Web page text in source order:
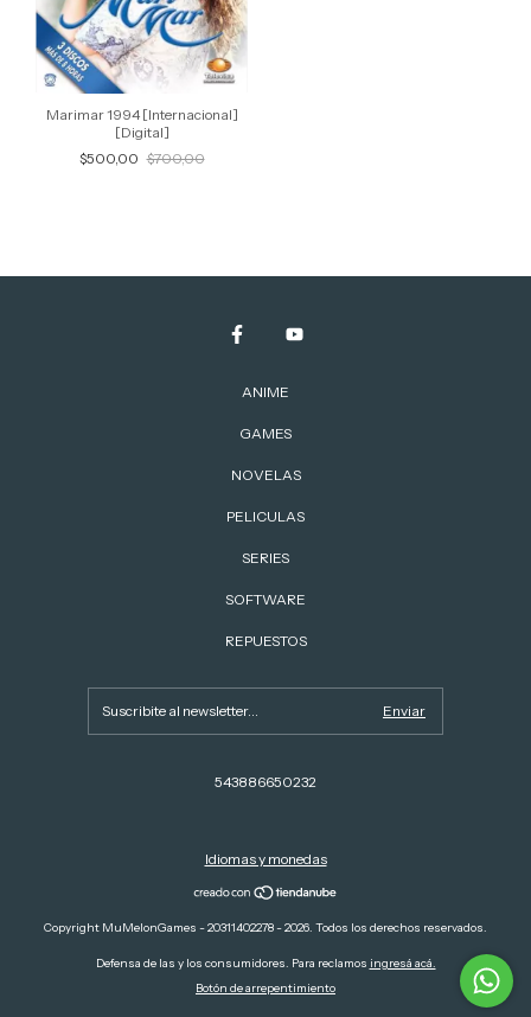
Marimar 1994 [Internacional]
[Digital]
$500,00 $700,00
ANIME
GAMES
NOVELAS
PELICULAS
SERIES
SOFTWARE
REPUESTOS
543886650232
Idiomas y monedas
Copyright MuMelonGames - 20311402278 - 2026. Todos los derechos reservados.
Defensa de las y los consumidores. Para reclamos ingresá acá.
Botón de arrepentimiento